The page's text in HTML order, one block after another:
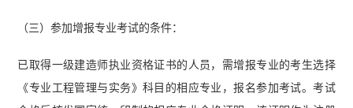
（三）参加增报专业考试的条件：
已取得一级建造师执业资格证书的人员，需增报专业的考生选择
《专业工程管理与实务》科目的相应专业，报名参加考试。考试